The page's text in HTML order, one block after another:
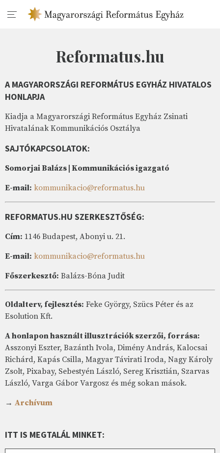
Reformatus.hu
A MAGYARORSZÁGI REFORMÁTUS EGYHÁZ HIVATALOS
HONLAPJA
Kiadja a Magyarországi Református Egyház Zsinati
Hivatalának Kommunikációs Osztálya
SAJTÓKAPCSOLATOK:
Somorjai Balázs | Kommunikációs igazgató
E-mail: kommunikacio@reformatus.hu
REFORMATUS.HU SZERKESZTŐSÉG:
Cím: 1146 Budapest, Abonyi u. 21.
E-mail: kommunikacio@reformatus.hu
Főszerkesztő: Balázs-Bóna Judit
Oldalterv, fejlesztés: Feke György, Szücs Péter és az
Esolution Kft.
A honlapon használt illusztrációk szerzői, forrása:
Asszonyi Eszter, Bazánth Ivola, Dimény András, Kalocsai
Richárd, Kapás Csilla, Magyar Távirati Iroda, Nagy Károly
Zsolt, Pixabay, Sebestyén László, Sereg Krisztián, Szarvas
László, Varga Gábor Vargosz és még sokan mások.
→ Archívum
ITT IS MEGTALÁL MINKET: